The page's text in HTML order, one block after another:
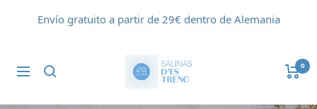
Envío gratuito a partir de 29€ dentro de Alemania
Navigación
Flor
de
0